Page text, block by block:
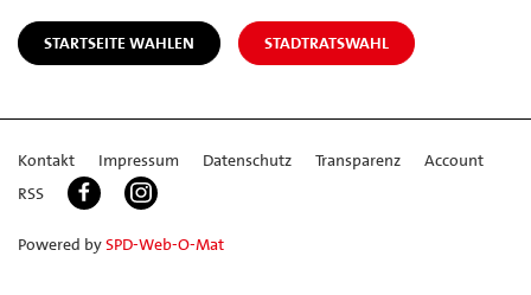
STARTSEITE WAHLEN STADTRATSWAHL
Kontakt Impressum Datenschutz Transparenz
Account
RSS
Powered bySPD-Web-O-Mat